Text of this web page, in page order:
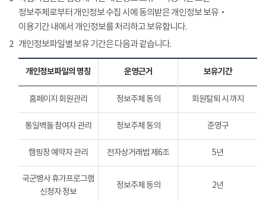
정보주체로부터 개인정보 수집 시에 동의받은 개인정보 보유‧
이용기간 내에서 개인정보를 처리하고 보유합니다.
2 개인정보파일별 보유 기간은 다음과 같습니다.
개인정보파일의 명칭 운영근거 보유기간
홈페이지 회원관리 정보주체 동의 회원탈퇴 시 까지
통일벽돌 참여자 관리 정보주체 동의 준영구
캠핑장 예약자 관리 전자상거래법 제6조 5년
국군병사 휴가프로그램
신청자 정보
정보주체 동의 2년